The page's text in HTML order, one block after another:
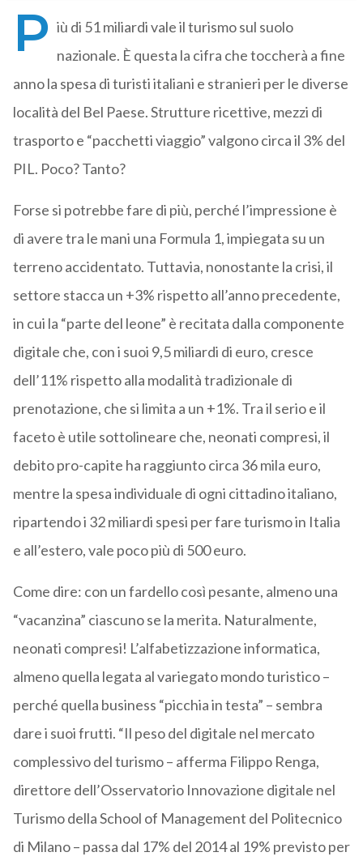
P iù di 51 miliardi vale il turismo sul suolo
nazionale. È questa la cifra che toccherà a fine
anno la spesa di turisti italiani e stranieri per le diverse
località del Bel Paese. Strutture ricettive, mezzi di
trasporto e “pacchetti viaggio” valgono circa il 3% del
PIL. Poco? Tanto?
Forse si potrebbe fare di più, perché l’impressione è
di avere tra le mani una Formula 1, impiegata su un
terreno accidentato. Tuttavia, nonostante la crisi, il
settore stacca un +3% rispetto all’anno precedente,
in cui la “parte del leone” è recitata dalla componente
digitale che, con i suoi 9,5 miliardi di euro, cresce
dell’11% rispetto alla modalità tradizionale di
prenotazione, che si limita a un +1%. Tra il serio e il
faceto è utile sottolineare che, neonati compresi, il
debito pro-capite ha raggiunto circa 36 mila euro,
mentre la spesa individuale di ogni cittadino italiano,
ripartendo i 32 miliardi spesi per fare turismo in Italia
e all’estero, vale poco più di 500 euro.
Come dire: con un fardello così pesante, almeno una
“vacanzina” ciascuno se la merita. Naturalmente,
neonati compresi! L’alfabetizzazione informatica,
almeno quella legata al variegato mondo turistico –
perché quella business “picchia in testa” – sembra
dare i suoi frutti. “Il peso del digitale nel mercato
complessivo del turismo – afferma Filippo Renga,
direttore dell’Osservatorio Innovazione digitale nel
Turismo della School of Management del Politecnico
di Milano – passa dal 17% del 2014 al 19% previsto per